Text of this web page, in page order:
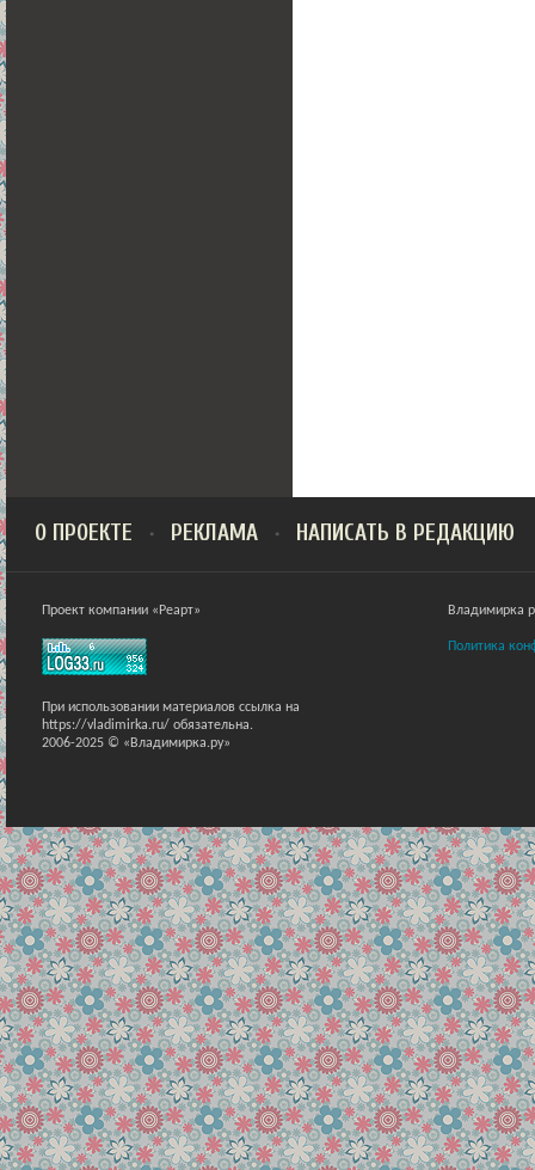
О ПРОЕКТЕ РЕКЛАМА НАПИСАТЬ В РЕДАКЦИЮ
Проект компании «Реарт»
При использовании материалов ссылка на
https://vladimirka.ru/ обязательна.
2006-2025 © «Владимирка.ру»
Владимирка
Политика